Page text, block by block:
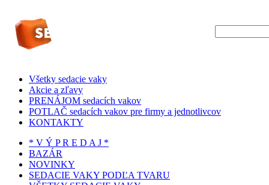
Všetky sedacie vaky
Akcie a zľavy
PRENÁJOM sedacích vakov
POTLAČ sedacích vakov pre firmy a jednotlivcov
KONTAKTY
* V Ý P R E D A J *
BAZÁR
NOVINKY
SEDACIE VAKY PODĽA TVARU